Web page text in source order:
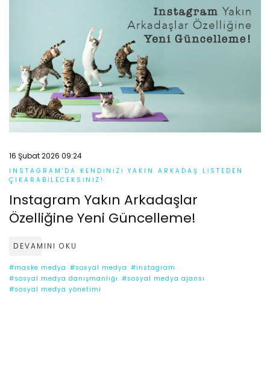
16 Şubat 2026 09:24
INSTAGRAM'DA KENDINIZI YAKIN ARKADAŞ LISTEDEN
ÇIKARABILECEKSINIZ!
Instagram Yakın Arkadaşlar
Özelliğine Yeni Güncelleme!
DEVAMINI OKU
#maske medya #sosyal medya #instagram
#sosyal medya danışmanlığı #sosyal medya ajansı
#sosyal medya yönetimi